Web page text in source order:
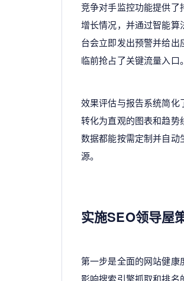
竞争对手监控功能提供
增长情况，并通过智能
台会立即发出预警并给
临前抢占了关键流量入口。
效果评估与报告系统简
转化为直观的图表和趋势
数据都能按需定制并自动
源。
实施SEO领导屋
第一步是全面的网站健康
影响搜索引擎抓取和排名